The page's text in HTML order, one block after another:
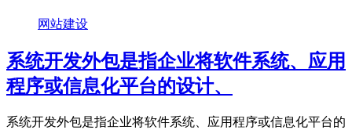
网站建设
系统开发外包是指企业将软件系统、应用
程序或信息化平台的设计、
系统开发外包是指企业将软件系统、应用程序或信息化平台的